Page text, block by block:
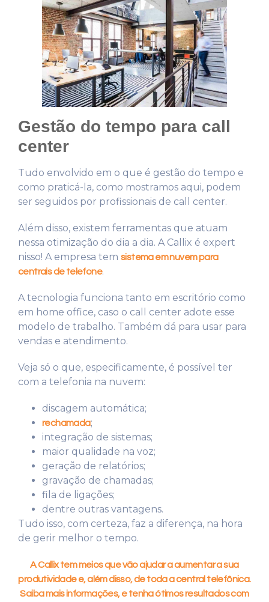
Gestão do tempo para call
center
Tudo envolvido em o que é gestão do tempo e
como praticá-la, como mostramos aqui, podem
ser seguidos por profissionais de call center.
Além disso, existem ferramentas que atuam
nessa otimização do dia a dia. A Callix é expert
nisso! A empresa tem sistema em nuvem para
centrais de telefone.
A tecnologia funciona tanto em escritório como
em home office, caso o call center adote esse
modelo de trabalho. Também dá para usar para
vendas e atendimento.
Veja só o que, especificamente, é possível ter
com a telefonia na nuvem:
discagem automática;
rechamada;
integração de sistemas;
maior qualidade na voz;
geração de relatórios;
gravação de chamadas;
fila de ligações;
dentre outras vantagens.
Tudo isso, com certeza, faz a diferença, na hora
de gerir melhor o tempo.
ACallix tem meios que vão ajudar a aumentar a sua
produtividade e, além disso, de toda a central telefônica.
Saiba mais informações, e tenha ótimos resultados com